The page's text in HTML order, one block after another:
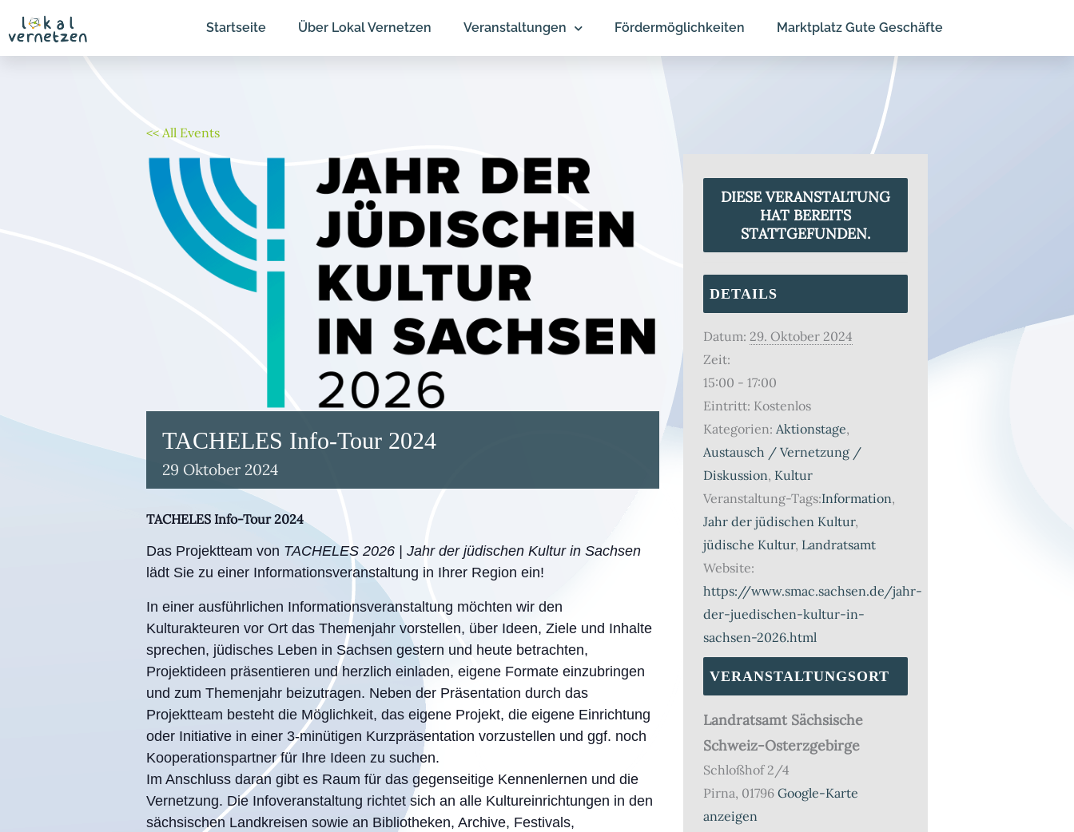
Inhalt
springen
Startseite Über Lokal Vernetzen Veranstaltungen Fördermöglichkeiten Marktplatz Gute Geschäfte
<< All Events
TACHELES Info-Tour 2024
29 Oktober 2024
TACHELES Info-Tour 2024
Das Projektteam von TACHELES 2026 | Jahr der jüdischen Kultur in Sachsen
lädt Sie zu einer Informationsveranstaltung in Ihrer Region ein!
In einer ausführlichen Informationsveranstaltung möchten wir den
Kulturakteuren vor Ort das Themenjahr vorstellen, über Ideen, Ziele und Inhalte
sprechen, jüdisches Leben in Sachsen gestern und heute betrachten,
Projektideen präsentieren und herzlich einladen, eigene Formate einzubringen
und zum Themenjahr beizutragen. Neben der Präsentation durch das
Projektteam besteht die Möglichkeit, das eigene Projekt, die eigene Einrichtung
oder Initiative in einer 3-minütigen Kurzpräsentation vorzustellen und ggf. noch
Kooperationspartner für Ihre Ideen zu suchen.
Im Anschluss daran gibt es Raum für das gegenseitige Kennenlernen und die
Vernetzung. Die Infoveranstaltung richtet sich an alle Kultureinrichtungen in den
sächsischen Landkreisen sowie an Bibliotheken, Archive, Festivals,
DIESE VERANSTALTUNG
HAT BEREITS
STATTGEFUNDEN.
DETAILS
Datum: 29. Oktober 2024
Zeit:
15:00 - 17:00
Eintritt: Kostenlos
Kategorien: Aktionstage,
Austausch / Vernetzung /
Diskussion, Kultur
Veranstaltung-Tags:Information,
Jahr der jüdischen Kultur,
jüdische Kultur, Landratsamt
Website:
https://www.smac.sachsen.de/jahr-
der-juedischen-kultur-in-
sachsen-2026.html
VERANSTALTUNGSORT
Landratsamt Sächsische
Schweiz-Osterzgebirge
Schloßhof 2/4
Pirna, 01796 Google-Karte
anzeigen